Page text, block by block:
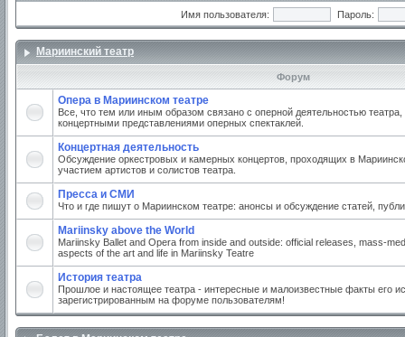
Имя пользователя: Пароль:
Мариинский театр
Форум
Опера в Мариинском театре
Все, что тем или иным образом связано с оперной деятельностью
концертными представлениями оперных спектаклей.
Концертная деятельность
Обсуждение оркестровых и камерных концертов, проходящих в
участием артистов и солистов театра.
Пресса и СМИ
Что и где пишут о Мариинском театре: анонсы и обсуждение статей,
Mariinsky above the World
Mariinsky Ballet and Opera from inside and outside: official releases, mass-
aspects of the art and life in Mariinsky Teatre
История театра
Прошлое и настоящее театра - интересные и малоизвестные факты его
зарегистрированным на форуме пользователям!